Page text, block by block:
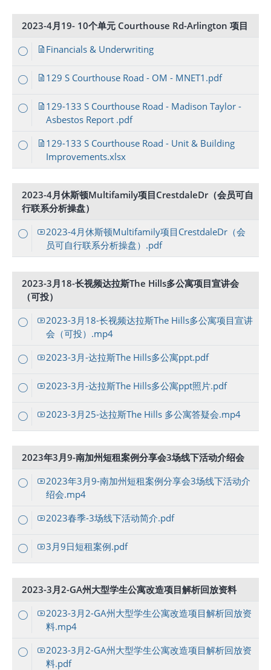
2023-4月19- 10个单元 Courthouse Rd-Arlington 项目
Financials & Underwriting
129 S Courthouse Road - OM - MNET1.pdf
129-133 S Courthouse Road - Madison Taylor -
Asbestos Report .pdf
129-133 S Courthouse Road - Unit & Building
Improvements.xlsx
2023-4月休斯顿Multifamily项目CrestdaleDr（会员可自
行联系分析操盘）
2023-4月休斯顿Multifamily项目CrestdaleDr（会
员可自行联系分析操盘）.pdf
2023-3月18-长视频达拉斯The Hills多公寓项目宣讲会
（可投）
2023-3月18-长视频达拉斯The Hills多公寓项目宣讲
会（可投）.mp4
2023-3月-达拉斯The Hills多公寓ppt.pdf
2023-3月-达拉斯The Hills多公寓ppt照片.pdf
2023-3月25-达拉斯The Hills 多公寓答疑会.mp4
2023年3月9-南加州短租案例分享会3场线下活动介绍会
2023年3月9-南加州短租案例分享会3场线下活动介
绍会.mp4
2023春季-3场线下活动简介.pdf
3月9日短租案例.pdf
2023-3月2-GA州大型学生公寓改造项目解析回放资料
2023-3月2-GA州大型学生公寓改造项目解析回放资
料.mp4
2023-3月2-GA州大型学生公寓改造项目解析回放资
料.pdf